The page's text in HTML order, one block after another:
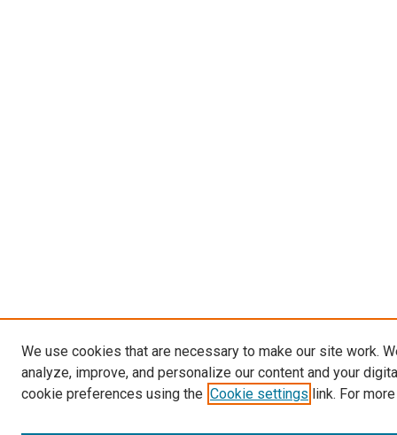
We use cookies that are necessary to make our site work.
analyze, improve, and personalize our content and your
cookie preferences using the Cookie settings link. For